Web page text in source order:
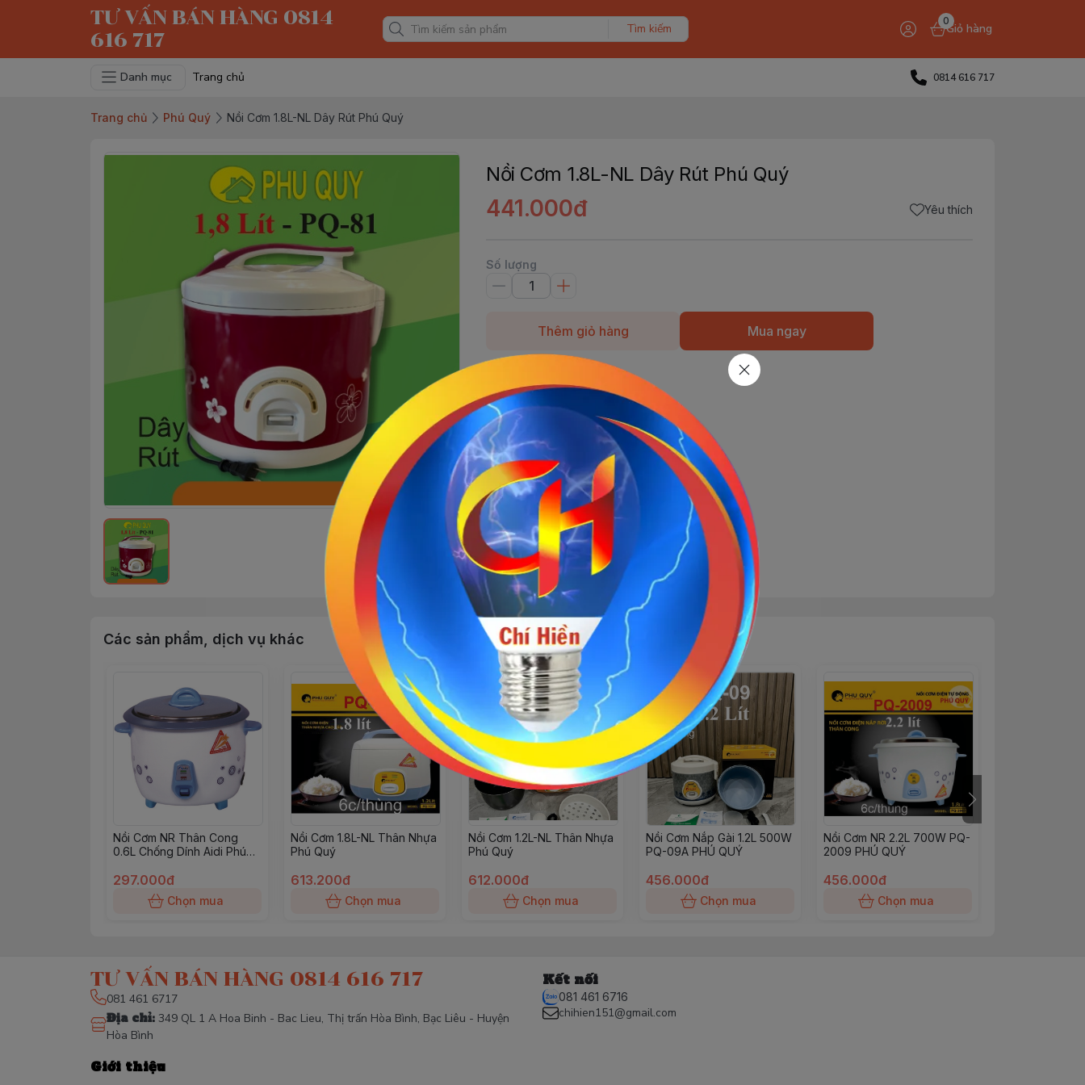
TƯ VẤN BÁN HÀNG 0814
616 717
Tìm kiếm
0
Giỏ hàng
Danh mục Trang chủ 0814 616 717
Trang chủ Phú Quý Nồi Cơm 1.8L-NL Dây Rút Phú Quý
Nồi Cơm 1.8L-NL Dây Rút Phú Quý
441.000đ Yêu thích
Số lượng
Thêm giỏ hàng Mua ngay
Các sản phẩm, dịch vụ khác
Nồi Cơm NR Thân Cong
0.6L Chống Dính Aidi Phú
297.000đ
Chọn mua
Nồi Cơm 1.8L-NL Thân Nhựa
Phú Quý
613.200đ
Chọn mua
Nồi Cơm 1.2L-NL Thân Nhựa
Phú Quý
612.000đ
Chọn mua
Nồi Cơm Nắp Gài 1.2L 500W
PQ-09A PHÚ QUÝ
456.000đ
Chọn mua
Nồi Cơm NR 2.2L 700W PQ-
2009 PHÚ QUÝ
456.000đ
Chọn mua
TƯ VẤN BÁN HÀNG 0814 616 717
081 461 6717
Địa chỉ: 349 QL 1 A Hoa Binh - Bac Lieu, Thị trấn Hòa Bình, Bạc Liêu - Huyện
Hòa Bình
Kết nối
081 461 6716
chihien151@gmail.com
Giới thiệu